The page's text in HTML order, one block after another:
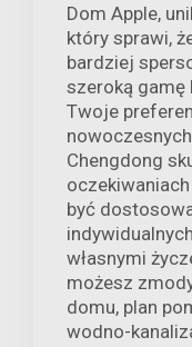
Dom Apple,
który sprawi,
bardziej
szeroką gamę
Twoje
Chengdong
być
własnymi
możesz
domu, plan
wodno-